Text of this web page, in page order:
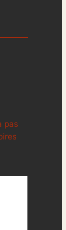
pas